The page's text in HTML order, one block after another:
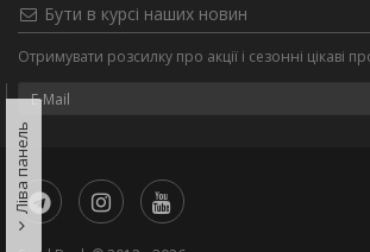
Бути в курсі наших новин
Отримувати розсилку про акції і сезонні цікаві
Ліва панель